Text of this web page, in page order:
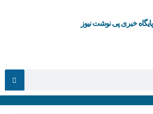
پایگاه خبری پی نوشت نیوز